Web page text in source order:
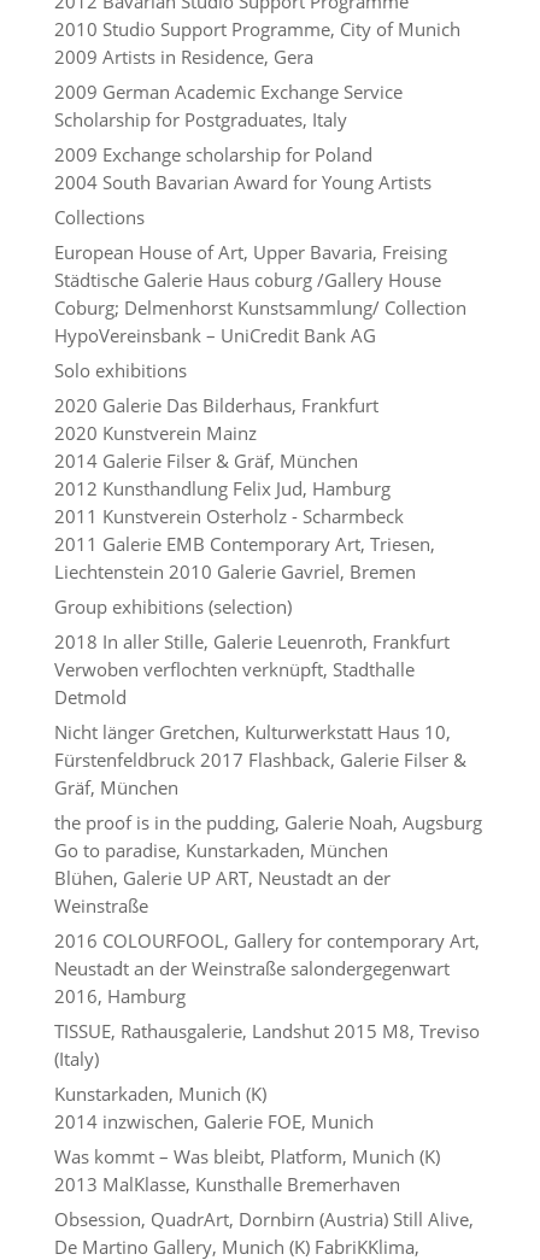
2010 Studio Support Programme, City of Munich
2009 Artists in Residence, Gera
2009 German Academic Exchange Service
Scholarship for Postgraduates, Italy
2009 Exchange scholarship for Poland
2004 South Bavarian Award for Young Artists
Collections
European House of Art, Upper Bavaria, Freising
Städtische Galerie Haus coburg /Gallery House
Coburg; Delmenhorst Kunstsammlung/ Collection
HypoVereinsbank – UniCredit Bank AG
Solo exhibitions
2020 Galerie Das Bilderhaus, Frankfurt
2020 Kunstverein Mainz
2014 Galerie Filser & Gräf, München
2012 Kunsthandlung Felix Jud, Hamburg
2011 Kunstverein Osterholz - Scharmbeck
2011 Galerie EMB Contemporary Art, Triesen,
Liechtenstein 2010 Galerie Gavriel, Bremen
Group exhibitions (selection)
2018 In aller Stille, Galerie Leuenroth, Frankfurt
Verwoben verflochten verknüpft, Stadthalle
Detmold
Nicht länger Gretchen, Kulturwerkstatt Haus 10,
Fürstenfeldbruck 2017 Flashback, Galerie Filser &
Gräf, München
the proof is in the pudding, Galerie Noah, Augsburg
Go to paradise, Kunstarkaden, München
Blühen, Galerie UP ART, Neustadt an der
Weinstraße
2016 COLOURFOOL, Gallery for contemporary Art,
Neustadt an der Weinstraße salondergegenwart
2016, Hamburg
TISSUE, Rathausgalerie, Landshut 2015 M8, Treviso
(Italy)
Kunstarkaden, Munich (K)
2014 inzwischen, Galerie FOE, Munich
Was kommt – Was bleibt, Platform, Munich (K)
2013 MalKlasse, Kunsthalle Bremerhaven
Obsession, QuadrArt, Dornbirn (Austria) Still Alive,
De Martino Gallery, Munich (K) FabriKKlima,